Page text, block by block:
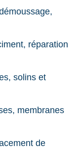
réparation
solins et
membranes
de